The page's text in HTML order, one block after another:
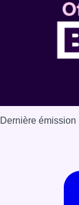
Dernière émission